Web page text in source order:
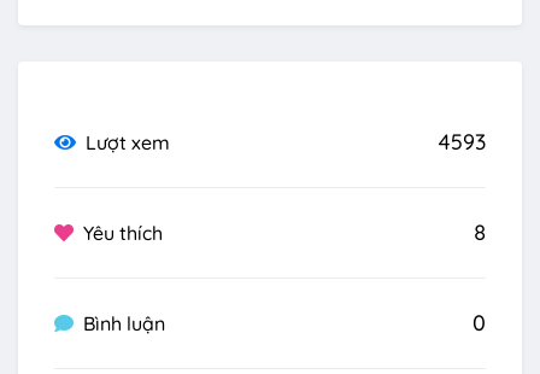
Lượt xem 4593
Yêu thích 8
Bình luận 0